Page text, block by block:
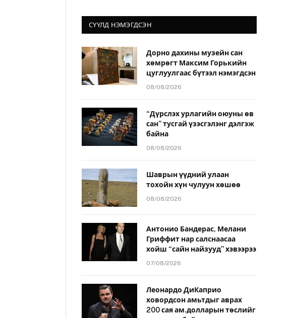
СҮҮЛД НЭМЭГДСЭН
Дорно дахины музейн сан
хөмрөгт Максим Горькийн
цуглуулгаас бүтээл нэмэгдсэн
08/08/2026
“Дүрслэх урлагийн оюуны өв
сан” тусгай үзэсгэлэнг дэлгэж
байна
08/08/2026
Шаврын үүдний улаан
тохойн хүн чулуун хөшөө
08/08/2026
Антонио Бандерас, Мелани
Гриффит нар салснаасаа
хойш “сайн найзууд” хэвээрээ
07/08/2026
Леонардо ДиКаприо
ховордсон амьтдыг аврах
200 сая ам.долларын төслийг